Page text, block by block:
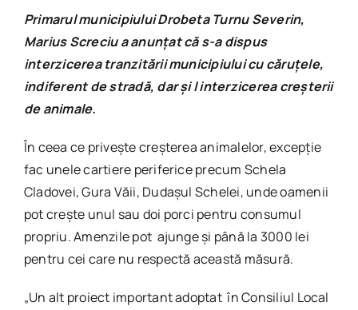
Primarul municipiului Drobeta Turnu Severin,
Marius Screciu a anunțat că s-a dispus
interzicerea tranzitării municipiului cu căruțele,
indiferent de stradă, dar și l interzicerea creșterii
de animale.
În ceea ce privește creșterea animalelor, excepție
fac unele cartiere periferice precum Schela
Cladovei, Gura Văii, Dudașul Schelei, unde oamenii
pot crește unul sau doi porci pentru consumul
propriu. Amenzile pot ajunge și până la 3000 lei
pentru cei care nu respectă această măsură.
„Un alt proiect important adoptat în Consiliul Local